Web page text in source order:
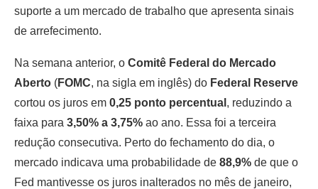
suporte a um mercado de trabalho que apresenta sinais
de arrefecimento.
Na semana anterior, o Comitê Federal do Mercado
Aberto (FOMC, na sigla em inglês) do Federal Reserve
cortou os juros em 0,25 ponto percentual , reduzindo a
faixa para 3,50% a 3,75% ao ano. Essa foi a terceira
redução consecutiva. Perto do fechamento do dia, o
mercado indicava uma probabilidade de 88,9% de que o
Fed mantivesse os juros inalterados no mês de janeiro,